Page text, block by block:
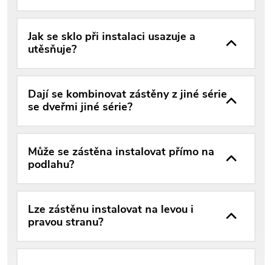
Jak se sklo při instalaci usazuje a
utěsňuje?
Dají se kombinovat zástěny z jiné série
se dveřmi jiné série?
Může se zástěna instalovat přímo na
podlahu?
Lze zástěnu instalovat na levou i
pravou stranu?